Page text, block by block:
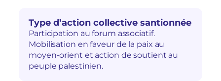
Type d’action collective santionnée
Participation au forum associatif.
Mobilisation en faveur de la paix au
moyen-orient et action de soutient au
peuple palestinien.